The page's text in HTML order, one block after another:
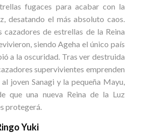
fugaces para acabar con la
desatando el más absoluto caos.
cazadores de estrellas de la Reina
siendo Ageha el único país
a la oscuridad. Tras ver destruida
supervivientes emprenden
joven Sanagi y la pequeña Mayu,
que una nueva Reina de la Luz
protegerá.
Yuki